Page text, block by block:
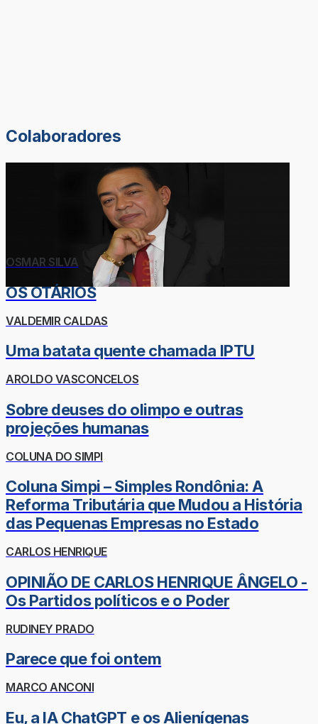
Colaboradores
OSMAR SILVA
OS OTÁRIOS
VALDEMIR CALDAS
Uma batata quente chamada IPTU
AROLDO VASCONCELOS
Sobre deuses do olimpo e outras
projeções humanas
COLUNA DO SIMPI
Coluna Simpi – Simples Rondônia: A
Reforma Tributária que Mudou a História
das Pequenas Empresas no Estado
CARLOS HENRIQUE
OPINIÃO DE CARLOS HENRIQUE ÂNGELO -
Os Partidos políticos e o Poder
RUDINEY PRADO
Parece que foi ontem
MARCO ANCONI
Eu, a IA ChatGPT e os Alienígenas